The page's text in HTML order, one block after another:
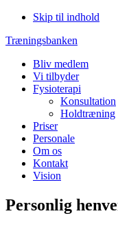
Skip til indhold
Træningsbanken
Bliv medlem
Vi tilbyder
Fysioterapi
Konsultation
Holdtræning
Priser
Personale
Om os
Kontakt
Vision
Personlig